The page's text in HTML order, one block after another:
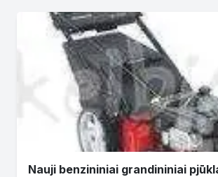
Nauji benzininiai grandininiai